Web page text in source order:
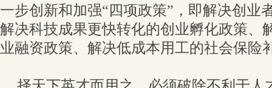
一步创新和加强“四项政策”，即解决创业
解决科技成果更快转化的创业孵化政策、
业融资政策、解决低成本用工的社会保险